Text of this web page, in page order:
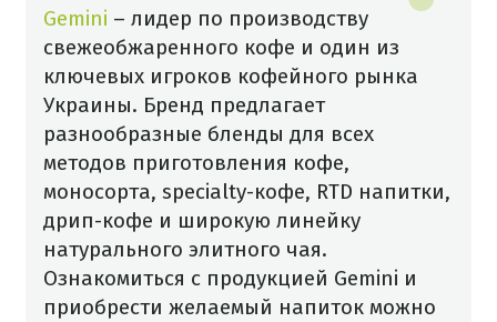
Gemini – лидер по производству
свежеобжаренного кофе и один из
ключевых игроков кофейного рынка
Украины. Бренд предлагает
разнообразные бленды для всех
методов приготовления кофе,
моносорта, specialty-кофе, RTD напитки,
дрип-кофе и широкую линейку
натурального элитного чая.
Ознакомиться с продукцией Gemini и
приобрести желаемый напиток можно